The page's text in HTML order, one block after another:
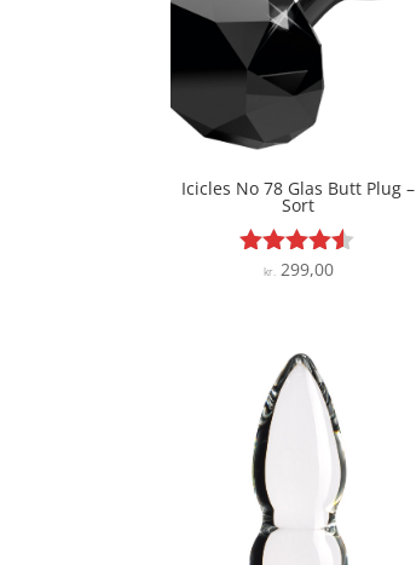
Icicles No 78 Glas Butt Plug –
Sort
Vurderet
kr.299,00